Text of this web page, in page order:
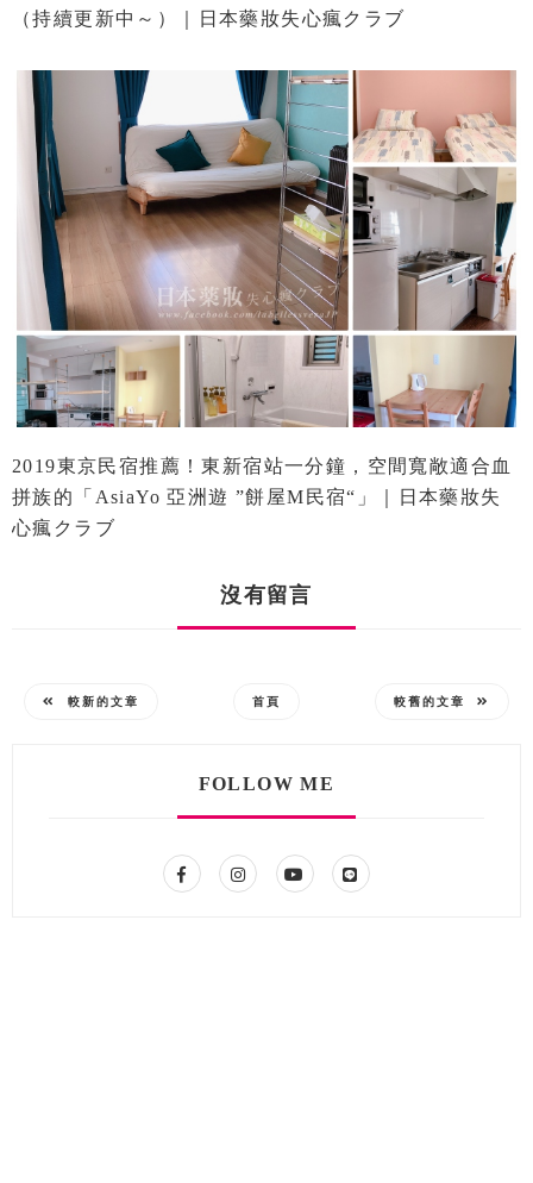
（持續更新中～）｜日本藥妝失心瘋クラブ
2019東京民宿推薦！東新宿站一分鐘，空間寬敞適合血
拼族的「AsiaYo 亞洲遊 ”餅屋M民宿“」｜日本藥妝失
心瘋クラブ
沒有留言
較新的文章 首頁 較舊的文章
FOLLOW ME